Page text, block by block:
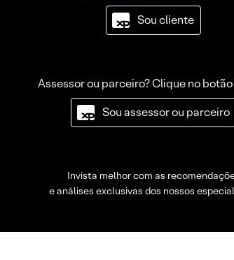
Sou cliente
Assessor ou parceiro? Clique no
Sou assessor ou parceiro
Invista melhor com as
e análises exclusivas dos nossos